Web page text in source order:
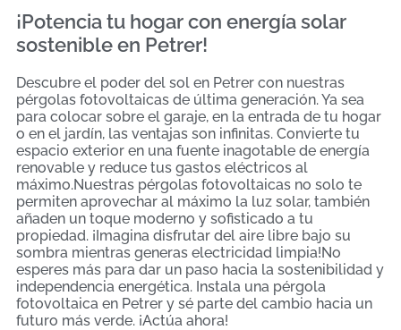
¡Potencia tu hogar con energía solar
sostenible en Petrer!
Descubre el poder del sol en Petrer con nuestras
pérgolas fotovoltaicas de última generación. Ya sea
para colocar sobre el garaje, en la entrada de tu hogar
o en el jardín, las ventajas son infinitas. Convierte tu
espacio exterior en una fuente inagotable de energía
renovable y reduce tus gastos eléctricos al
máximo.Nuestras pérgolas fotovoltaicas no solo te
permiten aprovechar al máximo la luz solar, también
añaden un toque moderno y sofisticado a tu
propiedad. ¡Imagina disfrutar del aire libre bajo su
sombra mientras generas electricidad limpia!No
esperes más para dar un paso hacia la sostenibilidad y
independencia energética. Instala una pérgola
fotovoltaica en Petrer y sé parte del cambio hacia un
futuro más verde. ¡Actúa ahora!